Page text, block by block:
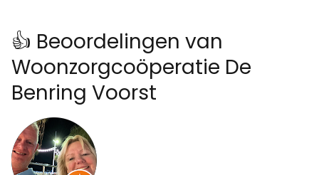
👍 Beoordelingen van
Woonzorgcoöperatie De
Benring Voorst